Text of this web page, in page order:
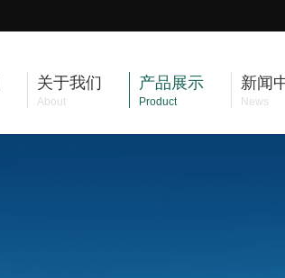
关于我们
About
产品展示
Product
新闻
News